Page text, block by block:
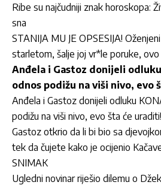
Ribe su najčudniji znak horoskopa:
sna
STANIJA MU JE OPSESIJA!
starletom, šalje joj vr*le poruke,
Anđela i Gastoz donijeli odluku
odnos podižu na viši nivo, evo
Anđela i Gastoz donijeli odluku
podižu na viši nivo, evo šta će uraditi!
Gastoz otkrio da li bi bio sa
tek da čujete kako je ocijenio
SNIMAK
Ugledni novinar riješio dilemu o